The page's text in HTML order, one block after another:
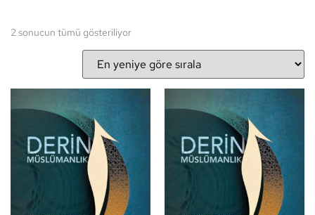
2 sonucun tümü gösteriliyor